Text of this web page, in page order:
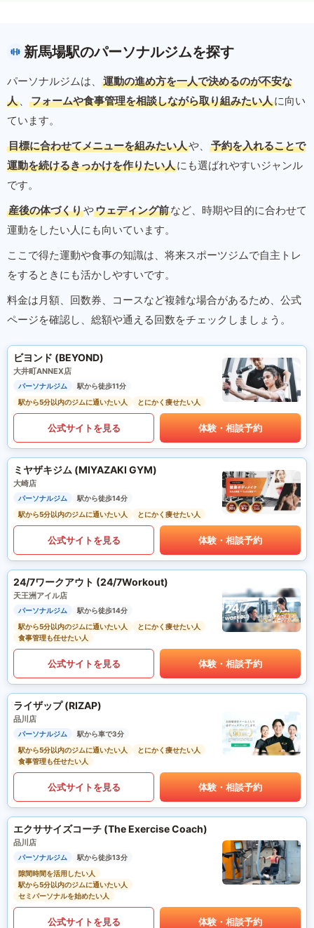
新馬場駅のパーソナルジムを探す
パーソナルジムは、
運動の進め方を一人で決めるのが不安な
人 、 フォームや食事管理を相談しながら取り組みたい人に向い
ています。
目標に合わせてメニューを組みたい人や、
予約を入れることで
運動を続けるきっかけを作りたい人にも選ばれやすいジャンル
です。
産後の体づくりやウェディング前など、時期や目的に合わせて
運動をしたい人にも向いています。
ここで得た運動や食事の知識は、将来スポーツジムで自主トレ
をするときにも活かしやすいです。
料金は月額、回数券、コースなど複雑な場合があるため、公式
ページを確認し、総額や通える回数をチェックしましょう。
ビヨンド (BEYOND)
大井町ANNEX店
パーソナルジム
駅から徒歩11分
駅から5分以内のジムに通いたい人
とにかく痩せたい人
公式サイトを見る 体験・相談予約
ミヤザキジム (MIYAZAKI GYM)
大崎店
パーソナルジム
駅から徒歩14分
駅から5分以内のジムに通いたい人
とにかく痩せたい人
公式サイトを見る 体験・相談予約
24/7ワークアウト (24/7Workout)
天王洲アイル店
パーソナルジム
駅から徒歩14分
駅から5分以内のジムに通いたい人
とにかく痩せたい人
食事管理も任せたい人
公式サイトを見る 体験・相談予約
ライザップ (RIZAP)
品川店
パーソナルジム
駅から車で3分
駅から5分以内のジムに通いたい人
とにかく痩せたい人
食事管理も任せたい人
公式サイトを見る 体験・相談予約
エクササイズコーチ (The Exercise Coach)
品川店
パーソナルジム
駅から徒歩13分
隙間時間を活用したい人
駅から5分以内のジムに通いたい人
セミパーソナルを始めたい人
公式サイトを見る 体験・相談予約